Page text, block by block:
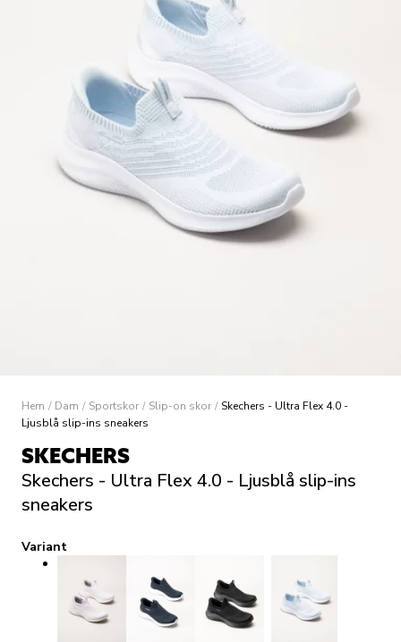
Hem / Dam / Sportskor / Slip-on skor / Skechers - Ultra Flex 4.0 -
Ljusblå slip-ins sneakers
SKECHERS
Skechers - Ultra Flex 4.0 - Ljusblå slip-ins
sneakers
Variant